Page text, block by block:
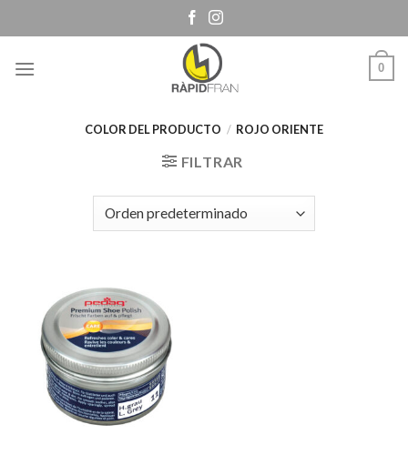
to
0
COLOR DEL PRODUCTO / ROJO ORIENTE
FILTRAR